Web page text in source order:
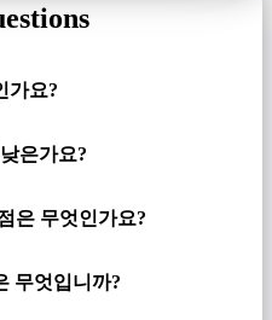
가요?
은가요?
은 무엇인가요?
무엇입니까?